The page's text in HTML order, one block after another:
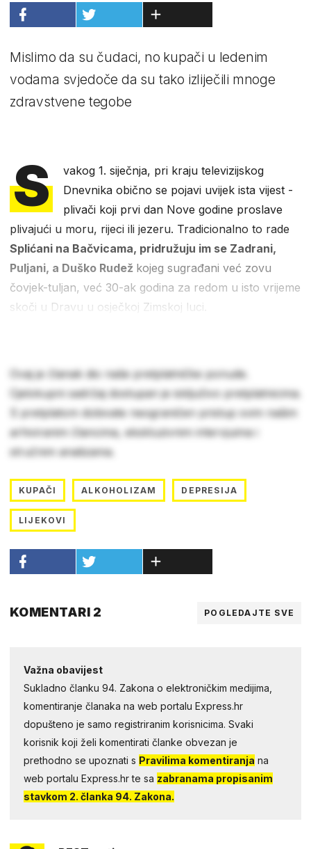
Mislimo da su čudaci, no kupači u ledenim
vodama svjedoče da su tako izliječili mnoge
zdravstvene tegobe
S
vakog 1. siječnja, pri kraju televizijskog
Dnevnika obično se pojavi uvijek ista vijest -
plivači koji prvi dan Nove godine proslave
plivajući u moru, rijeci ili jezeru. Tradicionalno to rade
Splićani na Bačvicama, pridružuju im se Zadrani,
Puljani, a Duško Rudež kojeg sugrađani već zovu
čovjek-tuljan, već 30-ak godina za redom u isto vrijeme
skoči u Dravu u osječkoj Zimskoj luci.
Ovaj je članak dio naše pretplatničke ponude.
Cjelokupni sadržaj dostupan je isključivo pretplatnicima.
S pretplatom dobivate neograničen pristup svim našim
arhiviranim člancima, ekskluzivnim intervjuima i
stručnim analizama.
KUPAČI ALKOHOLIZAM DEPRESIJA
LIJEKOVI
KOMENTARI 2 POGLEDAJTE SVE
Važna obavijest
Sukladno članku 94. Zakona o elektroničkim medijima,
komentiranje članaka na web portalu Express.hr
dopušteno je samo registriranim korisnicima. Svaki
korisnik koji želi komentirati članke obvezan je
prethodno se upoznati s Pravilima komentiranja na
web portalu Express.hr te sa zabranama propisanim
stavkom 2. članka 94. Zakona.